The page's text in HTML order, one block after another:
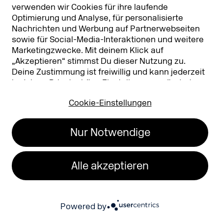
verwenden wir Cookies für ihre laufende
Optimierung und Analyse, für personalisierte
Nachrichten und Werbung auf Partnerwebseiten
sowie für Social-Media-Interaktionen und weitere
Marketingzwecke. Mit deinem Klick auf
„Akzeptieren“ stimmst Du dieser Nutzung zu.
Deine Zustimmung ist freiwillig und kann jederzeit
in deinen Privatsphäre-Einstellungen
geändert
Nutzung findest Du in unserer
Cookie-Einstellungen
Nur Notwendige
Alle akzeptieren
Powered by
Abonniere den DMEXCO
Registriere dich jetzt und
bleib up to date!
E-Mail*